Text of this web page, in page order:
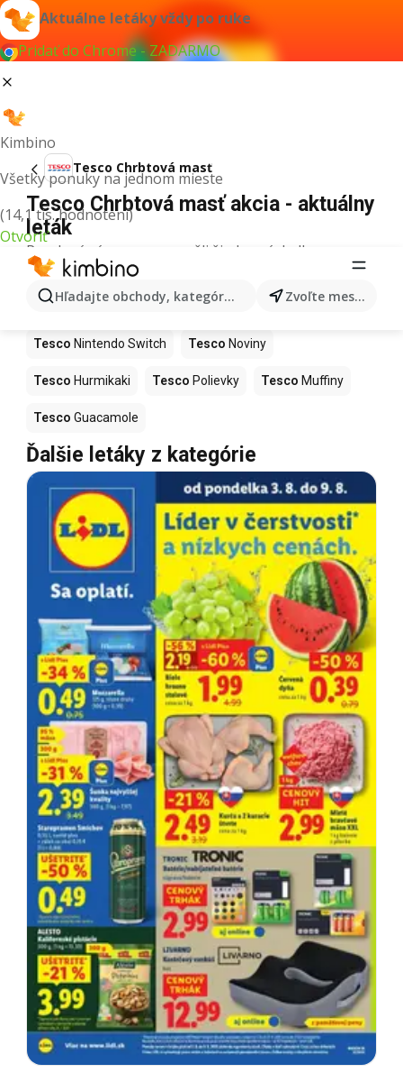
Aktuálne letáky vždy po ruke
Pridať do Chrome - ZADARMO
Kimbino
Všetky ponuky na jednom mieste
(14,1 tis. hodnotení)
Otvoriť
Hľadajte obchody, kategórie, produkty... Zvoľte mesto
Tesco Chrbtová masť
Tesco Chrbtová masť akcia - aktuálny
leták
Pre daný výraz sme nenašli žiadne výsledky.
Ďalšie produkty v obchodoch Tesco
Tesco Kapor Tesco Ashwagandha
Tesco Nintendo Switch Tesco Noviny
Tesco Hurmikaki Tesco Polievky Tesco Muffiny
Tesco Guacamole
Ďalšie letáky z kategórie